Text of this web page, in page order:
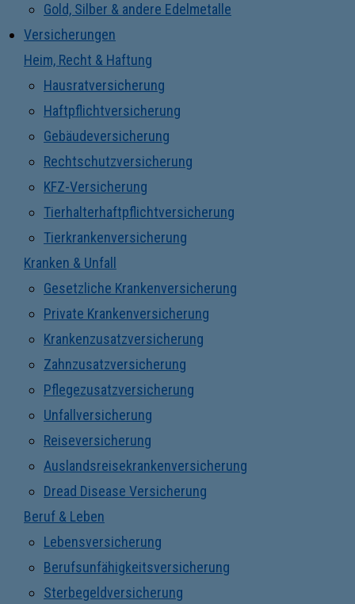
Gold, Silber & andere Edelmetalle
Versicherungen
Heim, Recht & Haftung
Hausratversicherung
Haftpflichtversicherung
Gebäudeversicherung
Rechtschutzversicherung
KFZ-Versicherung
Tierhalterhaftpflichtversicherung
Tierkrankenversicherung
Kranken & Unfall
Gesetzliche Krankenversicherung
Private Krankenversicherung
Krankenzusatzversicherung
Zahnzusatzversicherung
Pflegezusatzversicherung
Unfallversicherung
Reiseversicherung
Auslandsreisekrankenversicherung
Dread Disease Versicherung
Beruf & Leben
Lebensversicherung
Berufsunfähigkeitsversicherung
Sterbegeldversicherung